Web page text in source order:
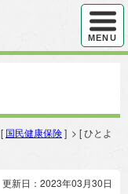
ハンバ
MENU
国民健康保険] > [ ひとよ
更新日：2023年03月30日